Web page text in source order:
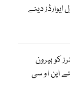
دینے
کو بیرون
این او سی